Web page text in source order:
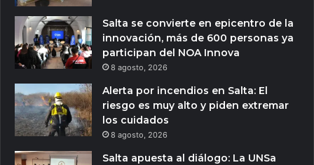
Salta se convierte en epicentro de la
innovación, más de 600 personas ya
participan del NOA Innova
8 agosto, 2026
Alerta por incendios en Salta: El
riesgo es muy alto y piden extremar
los cuidados
8 agosto, 2026
Salta apuesta al diálogo: La UNSa